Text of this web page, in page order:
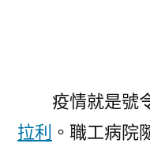
疫情就是號令
拉利 。職工病院